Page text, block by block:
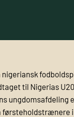
til Nigerias
i